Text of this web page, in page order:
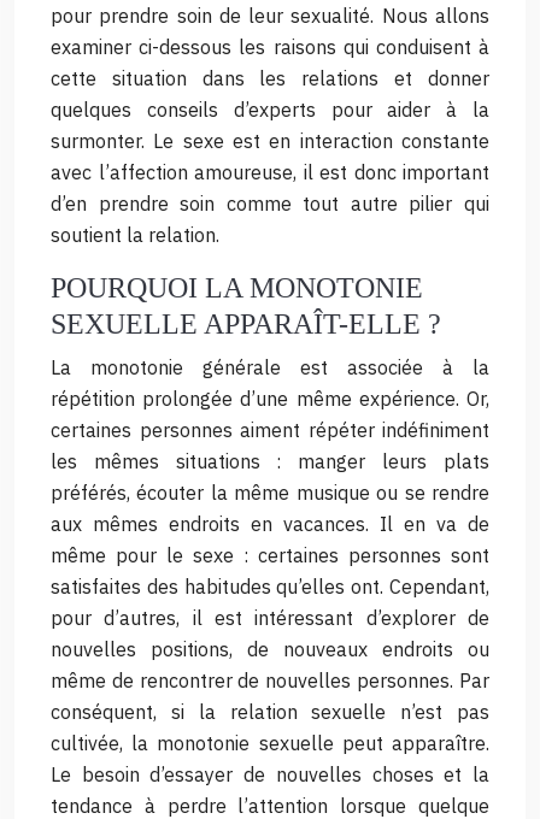
pour prendre soin de leur sexualité. Nous allons
examiner ci-dessous les raisons qui conduisent à
cette situation dans les relations et donner
quelques conseils d’experts pour aider à la
surmonter. Le sexe est en interaction constante
avec l’affection amoureuse, il est donc important
d’en prendre soin comme tout autre pilier qui
soutient la relation.
POURQUOI LA MONOTONIE
SEXUELLE APPARAÎT-ELLE ?
La monotonie générale est associée à la
répétition prolongée d’une même expérience. Or,
certaines personnes aiment répéter indéfiniment
les mêmes situations : manger leurs plats
préférés, écouter la même musique ou se rendre
aux mêmes endroits en vacances. Il en va de
même pour le sexe : certaines personnes sont
satisfaites des habitudes qu’elles ont. Cependant,
pour d’autres, il est intéressant d’explorer de
nouvelles positions, de nouveaux endroits ou
même de rencontrer de nouvelles personnes. Par
conséquent, si la relation sexuelle n’est pas
cultivée, la monotonie sexuelle peut apparaître.
Le besoin d’essayer de nouvelles choses et la
tendance à perdre l’attention lorsque quelque